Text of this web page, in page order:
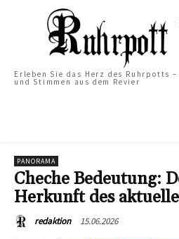
Erleben Sie das Herz des Ruhrpotts
und Stimmen aus dem Revier
PANORAMA
Cheche Bedeutung:
Herkunft des
redaktion 15.06.2026